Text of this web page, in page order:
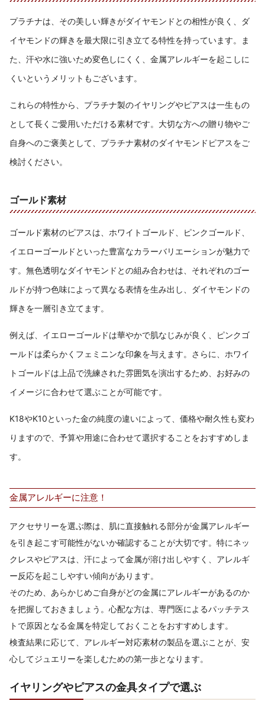
プラチナは、その美しい輝きがダイヤモンドとの相性が良く、ダ
イヤモンドの輝きを最大限に引き立てる特性を持っています。ま
た、汗や水に強いため変色しにくく、金属アレルギーを起こしに
くいというメリットもございます。
これらの特性から、プラチナ製のイヤリングやピアスは一生もの
として長くご愛用いただける素材です。大切な方への贈り物やご
自身へのご褒美として、プラチナ素材のダイヤモンドピアスをご
検討ください。
ゴールド素材
ゴールド素材のピアスは、ホワイトゴールド、ピンクゴールド、
イエローゴールドといった豊富なカラーバリエーションが魅力で
す。無色透明なダイヤモンドとの組み合わせは、それぞれのゴー
ルドが持つ色味によって異なる表情を生み出し、ダイヤモンドの
輝きを一層引き立てます。
例えば、イエローゴールドは華やかで肌なじみが良く、ピンクゴ
ールドは柔らかくフェミニンな印象を与えます。さらに、ホワイ
トゴールドは上品で洗練された雰囲気を演出するため、お好みの
イメージに合わせて選ぶことが可能です。
K18やK10といった金の純度の違いによって、価格や耐久性も変わ
りますので、予算や用途に合わせて選択することをおすすめしま
す。
金属アレルギーに注意！
アクセサリーを選ぶ際は、肌に直接触れる部分が金属アレルギー
を引き起こす可能性がないか確認することが大切です。特にネッ
クレスやピアスは、汗によって金属が溶け出しやすく、アレルギ
ー反応を起こしやすい傾向があります。
そのため、あらかじめご自身がどの金属にアレルギーがあるのか
を把握しておきましょう。心配な方は、専門医によるパッチテス
トで原因となる金属を特定しておくことをおすすめします。
検査結果に応じて、アレルギー対応素材の製品を選ぶことが、安
心してジュエリーを楽しむための第一歩となります。
イヤリングやピアスの金具タイプで選ぶ